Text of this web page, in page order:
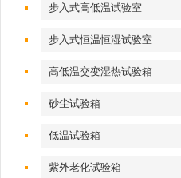
步入式高低温试验室
步入式恒温恒湿试验室
高低温交变湿热试验箱
砂尘试验箱
低温试验箱
紫外老化试验箱